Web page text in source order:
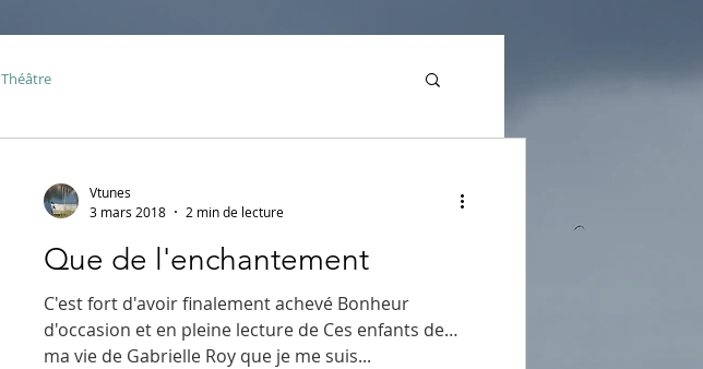
Théâtre
Vtunes
3 mars 2018
2 min de lecture
Que de l'enchantement
C'est fort d'avoir finalement achevé Bonheur
d'occasion et en pleine lecture de Ces enfants de
ma vie de Gabrielle Roy que je me suis...